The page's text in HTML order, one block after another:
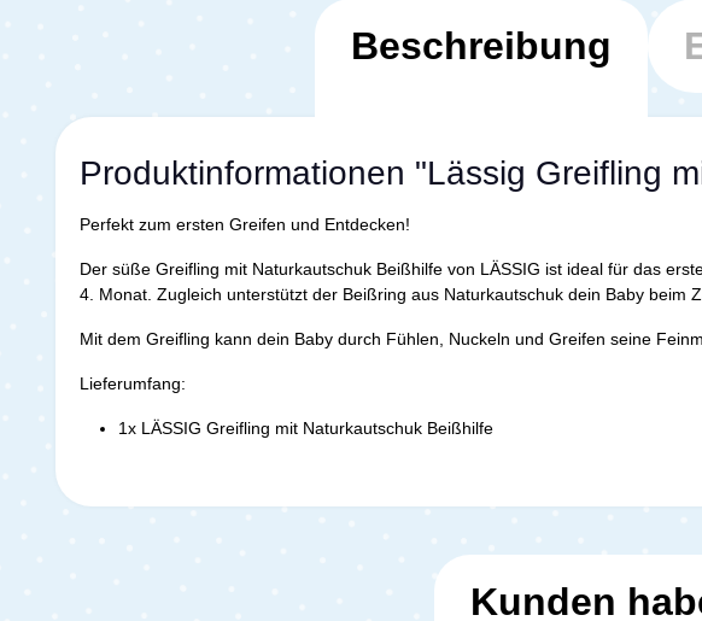
Beschreibung
Produktinformationen "Lässig Greifling
Perfekt zum ersten Greifen und Entdecken!
Der süße Greifling mit Naturkautschuk Beißhilfe von LÄSSIG ist ideal für das
4. Monat. Zugleich unterstützt der Beißring aus Naturkautschuk dein Baby beim
Mit dem Greifling kann dein Baby durch Fühlen, Nuckeln und Greifen seine
Lieferumfang:
1x LÄSSIG Greifling mit Naturkautschuk Beißhilfe
Kunden